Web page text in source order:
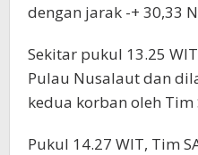
dengan jarak -+ 30,33
Sekitar pukul 13.25
Pulau Nusalaut dan
kedua korban oleh Tim
Pukul 14.27 WIT, Tim